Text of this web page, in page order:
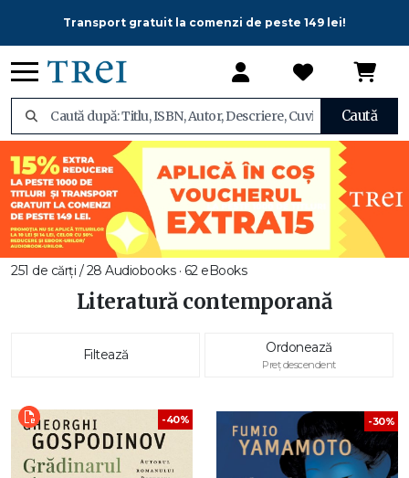
Transport gratuit la comenzi de peste 149 lei!
Caută
251 de cărți / 28 Audiobooks · 62 eBooks
Literatură contemporană
Filtează Ordonează
Preț descendent
-40% -30%